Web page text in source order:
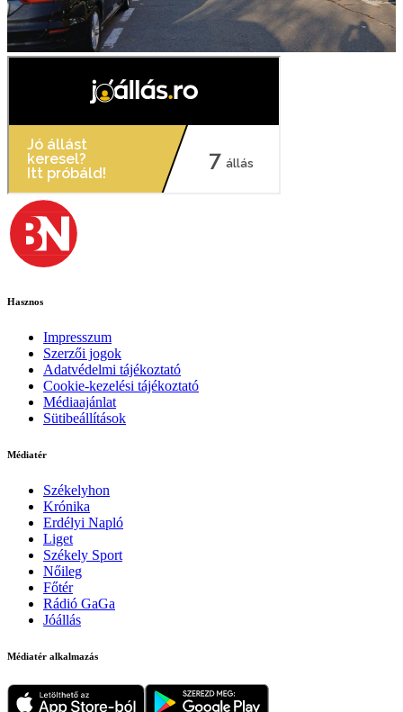
Hasznos
Impresszum
Szerzői jogok
Adatvédelmi tájékoztató
Cookie-kezelési tájékoztató
Médiaajánlat
Sütibeállítások
Médiatér
Székelyhon
Krónika
Erdélyi Napló
Liget
Székely Sport
Nőileg
Főtér
Rádió GaGa
Jóállás
Médiatér alkalmazás